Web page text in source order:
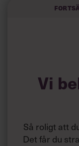
inte lika vanliga.
du kommer att
»Du bör ta reda
den du är och
förmodligen inte
arbetsplats«,
Vi
Så roligt att
Det får du